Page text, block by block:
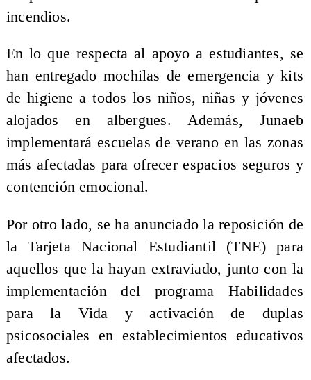
incendios.
En lo que respecta al apoyo a estudiantes, se
han entregado mochilas de emergencia y kits
de higiene a todos los niños, niñas y jóvenes
alojados en albergues. Además, Junaeb
implementará escuelas de verano en las zonas
más afectadas para ofrecer espacios seguros y
contención emocional.
Por otro lado, se ha anunciado la reposición de
la Tarjeta Nacional Estudiantil (TNE) para
aquellos que la hayan extraviado, junto con la
implementación del programa Habilidades
para la Vida y activación de duplas
psicosociales en establecimientos educativos
afectados.